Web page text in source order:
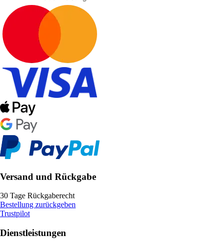
Versand und Rückgabe
30 Tage Rückgaberecht
Bestellung zurückgeben
Trustpilot
Dienstleistungen